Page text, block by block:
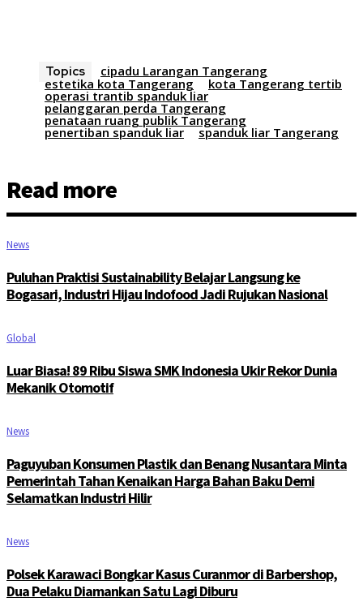
Topics
cipadu Larangan Tangerang
estetika kota Tangerang
kota Tangerang tertib
operasi trantib spanduk liar
pelanggaran perda Tangerang
penataan ruang publik Tangerang
penertiban spanduk liar spanduk liar Tangerang
Read more
News
Puluhan Praktisi Sustainability Belajar Langsung ke
Bogasari, Industri Hijau Indofood Jadi Rujukan Nasional
Global
Luar Biasa! 89 Ribu Siswa SMK Indonesia Ukir Rekor Dunia
Mekanik Otomotif
News
Paguyuban Konsumen Plastik dan Benang Nusantara Minta
Pemerintah Tahan Kenaikan Harga Bahan Baku Demi
Selamatkan Industri Hilir
News
Polsek Karawaci Bongkar Kasus Curanmor di Barbershop,
Dua Pelaku Diamankan Satu Lagi Diburu